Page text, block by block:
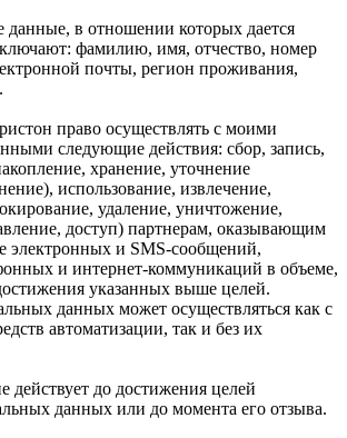
в отношении которых дается
фамилию, имя, отчество, номер
почты, регион проживания,
право осуществлять с моими
следующие действия: сбор, запись,
хранение, уточнение
использование, извлечение,
удаление, уничтожение,
доступ) партнерам, оказывающим
электронных и SMS‑сообщений,
и интернет‑коммуникаций в объеме,
указанных выше целей.
данных может осуществляться как с
автоматизации, так и без их
действует до достижения целей
данных или до момента его отзыва.